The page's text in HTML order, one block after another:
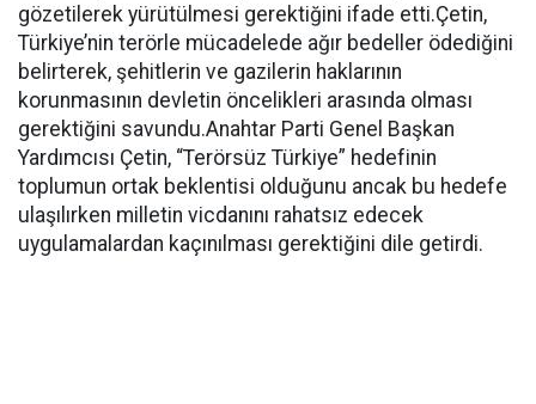
gözetilerek yürütülmesi gerektiğini ifade etti.Çetin,
Türkiye’nin terörle mücadelede ağır bedeller ödediğini
belirterek, şehitlerin ve gazilerin haklarının
korunmasının devletin öncelikleri arasında olması
gerektiğini savundu.Anahtar Parti Genel Başkan
Yardımcısı Çetin, “Terörsüz Türkiye” hedefinin
toplumun ortak beklentisi olduğunu ancak bu hedefe
ulaşılırken milletin vicdanını rahatsız edecek
uygulamalardan kaçınılması gerektiğini dile getirdi.